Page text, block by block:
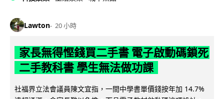
Lawton 20 小時
家長無得慳錢買二手書 電子啟動碼鎖死
二手教科書 學生無法做功課
社福界立法會議員陳文宜指，一間中學書單價錢按年加 14.7%